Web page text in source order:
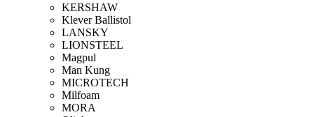
KERSHAW
Klever Ballistol
LANSKY
LIONSTEEL
Magpul
Man Kung
MICROTECH
Milfoam
MORA